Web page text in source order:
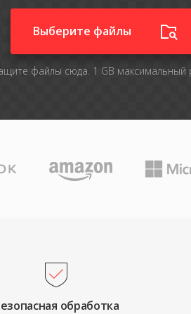
Выберите файлы
файлы сюда. 1 GB максимальный
обработка